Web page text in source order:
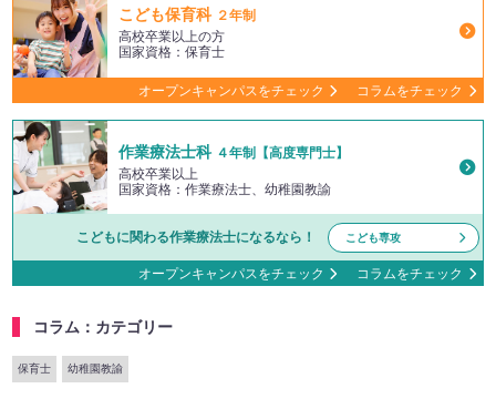
こども保育科 ２年制
高校卒業以上の方
国家資格：保育士
オープンキャンパスをチェック コラムをチェック
作業療法士科 ４年制【高度専門士】
高校卒業以上
国家資格：作業療法士、幼稚園教諭
こどもに関わる作業療法士になるなら！ こども専攻
オープンキャンパスをチェック コラムをチェック
コラム：カテゴリー
保育士 幼稚園教諭